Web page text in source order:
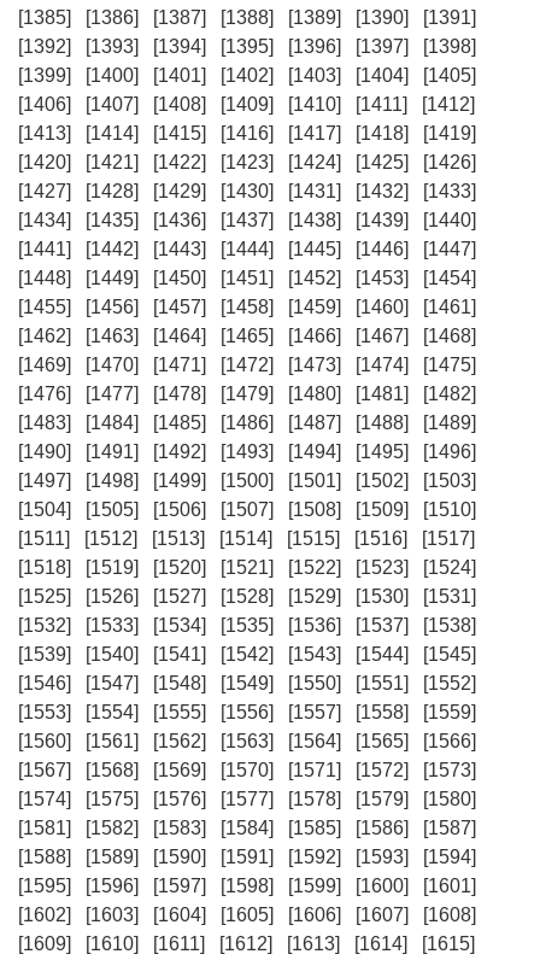
[1385]
[1386] [1387] [1388] [1389] [1390]
[1391]
[1392]
[1393] [1394] [1395] [1396] [1397]
[1398]
[1399]
[1400] [1401] [1402] [1403] [1404]
[1405]
[1406]
[1407] [1408] [1409] [1410] [1411]
[1412]
[1413]
[1414] [1415] [1416] [1417] [1418]
[1419]
[1420]
[1421] [1422] [1423] [1424] [1425]
[1426]
[1427]
[1428] [1429] [1430] [1431] [1432]
[1433]
[1434]
[1435] [1436] [1437] [1438] [1439]
[1440]
[1441]
[1442] [1443] [1444] [1445] [1446]
[1447]
[1448]
[1449] [1450] [1451] [1452] [1453]
[1454]
[1455]
[1456] [1457] [1458] [1459] [1460]
[1461]
[1462]
[1463] [1464] [1465] [1466] [1467]
[1468]
[1469]
[1470] [1471] [1472] [1473] [1474]
[1475]
[1476]
[1477] [1478] [1479] [1480] [1481]
[1482]
[1483]
[1484] [1485] [1486] [1487] [1488]
[1489]
[1490]
[1491] [1492] [1493] [1494] [1495]
[1496]
[1497]
[1498] [1499] [1500] [1501] [1502]
[1503]
[1504]
[1505] [1506] [1507] [1508] [1509]
[1510]
[1511]
[1512] [1513] [1514] [1515] [1516]
[1517]
[1518]
[1519] [1520] [1521] [1522] [1523]
[1524]
[1525]
[1526] [1527] [1528] [1529] [1530]
[1531]
[1532]
[1533] [1534] [1535] [1536] [1537]
[1538]
[1539]
[1540] [1541] [1542] [1543] [1544]
[1545]
[1546]
[1547] [1548] [1549] [1550] [1551]
[1552]
[1553]
[1554] [1555] [1556] [1557] [1558]
[1559]
[1560]
[1561] [1562] [1563] [1564] [1565]
[1566]
[1567]
[1568] [1569] [1570] [1571] [1572]
[1573]
[1574]
[1575] [1576] [1577] [1578] [1579]
[1580]
[1581]
[1582] [1583] [1584] [1585] [1586]
[1587]
[1588]
[1589] [1590] [1591] [1592] [1593]
[1594]
[1595]
[1596] [1597] [1598] [1599] [1600]
[1601]
[1602]
[1603] [1604] [1605] [1606] [1607]
[1608]
[1609]
[1610] [1611] [1612] [1613] [1614]
[1615]